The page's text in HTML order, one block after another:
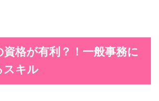
格が有利？！ 一般事務に
スキル